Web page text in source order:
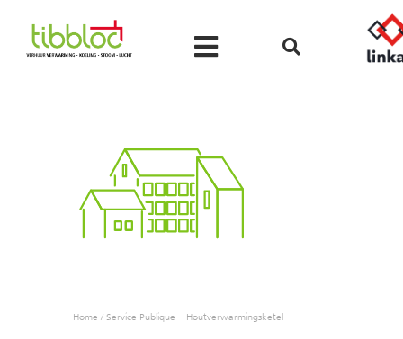
Home / Service Publique – Houtverwarmingsketel